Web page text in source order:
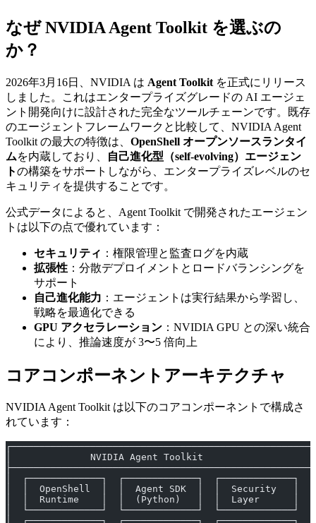
なぜ NVIDIA Agent Toolkit を選ぶの
か？
2026年3月16日、NVIDIA は Agent Toolkit を正式にリリース
しました。これはエンタープライズグレードの AI エージェ
ント開発向けに設計された完全なツールチェーンです。既存
のエージェントフレームワークと比較して、NVIDIA Agent
Toolkit の最大の特徴は、 OpenShell オープンソースランタイ
ムを内蔵しており、
自己進化型（self-evolving）エージェン
トの構築をサポートしながら、エンタープライズレベルのセ
キュリティを提供することです。
公式データによると、Agent Toolkit で開発されたエージェン
トは以下の点で優れています：
セキュリティ ：権限管理と監査ログを内蔵
拡張性 ：分散デプロイメントとロードバランシングを
サポート
自己進化能力 ：エージェントは実行結果から学習し、
戦略を最適化できる
GPU アクセラレーション ：NVIDIA GPU との深い統合
により、推論速度が 3〜5 倍向上
コアコンポーネントアーキテクチャ
NVIDIA Agent Toolkit は以下のコアコンポーネントで構成さ
れています：
┌─────────────────────────────────────────────────────┐
│              NVIDIA Agent Toolkit
├─────────────────────────────────────────────────────┤
│  ┌─────────────┐  ┌─────────────┐  ┌─────────────┐  │
│  │  OpenShell  │  │  Agent SDK  │  │  Security   │  │
│  │  Runtime    │  │  (Python)   │  │  Layer      │  │
│  └─────────────┘  └─────────────┘  └─────────────┘  │
│  ┌─────────────┐  ┌─────────────┐  ┌─────────────┐  │